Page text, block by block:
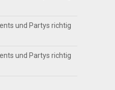
und Partys richtig
und Partys richtig